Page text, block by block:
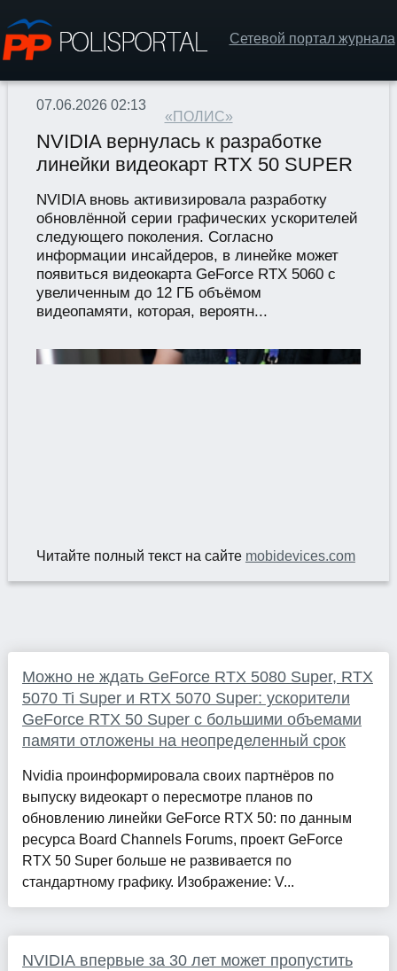
Сетевой портал журнала
«ПОЛИС»
07.06.2026 02:13
NVIDIA вернулась к разработке
линейки видеокарт RTX 50 SUPER
NVIDIA вновь активизировала разработку
обновлённой серии графических ускорителей
следующего поколения. Согласно
информации инсайдеров, в линейке может
появиться видеокарта GeForce RTX 5060 с
увеличенным до 12 ГБ объёмом
видеопамяти, которая, вероятн...
Читайте полный текст на сайте mobidevices.com
Можно не ждать GeForce RTX 5080 Super, RTX
5070 Ti Super и RTX 5070 Super: ускорители
GeForce RTX 50 Super с большими объемами
памяти отложены на неопределенный срок
Nvidia проинформировала своих партнёров по
выпуску видеокарт о пересмотре планов по
обновлению линейки GeForce RTX 50: по данным
ресурса Board Channels Forums, проект GeForce
RTX 50 Super больше не развивается по
стандартному графику. Изображение: V...
NVIDIA впервые за 30 лет может пропустить